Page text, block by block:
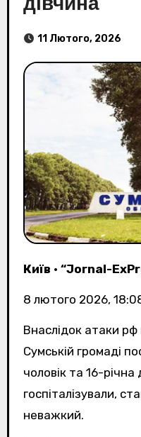
11 Лютого, 2026
Київ • “Jornal-
8 лютого 2026,
Внаслідок атаки рф на цивільний автомобіль у
Сумській громаді
чоловік та 16-річна
госпіталізували,
неважкий.